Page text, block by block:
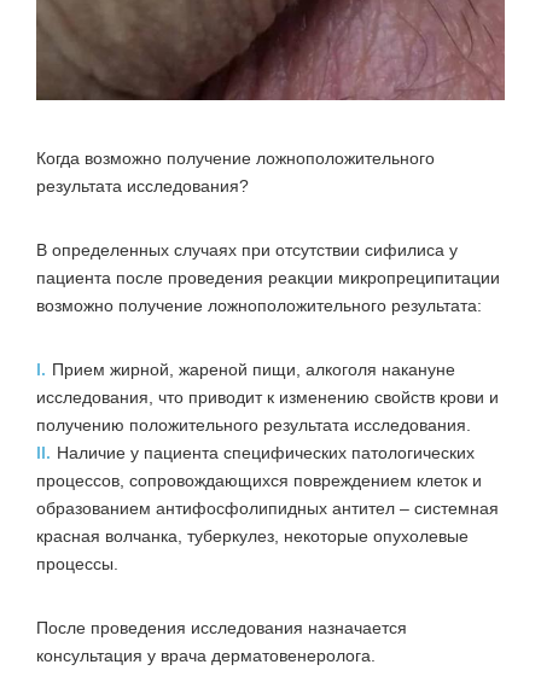
Когда возможно получение ложноположительного
результата исследования?
В определенных случаях при отсутствии сифилиса у
пациента после проведения реакции микропреципитации
возможно получение ложноположительного результата:
I. Прием жирной, жареной пищи, алкоголя накануне
исследования, что приводит к изменению свойств крови и
получению положительного результата исследования.
II. Наличие у пациента специфических патологических
процессов, сопровождающихся повреждением клеток и
образованием антифосфолипидных антител – системная
красная волчанка, туберкулез, некоторые опухолевые
процессы.
После проведения исследования назначается
консультация у врача дерматовенеролога.